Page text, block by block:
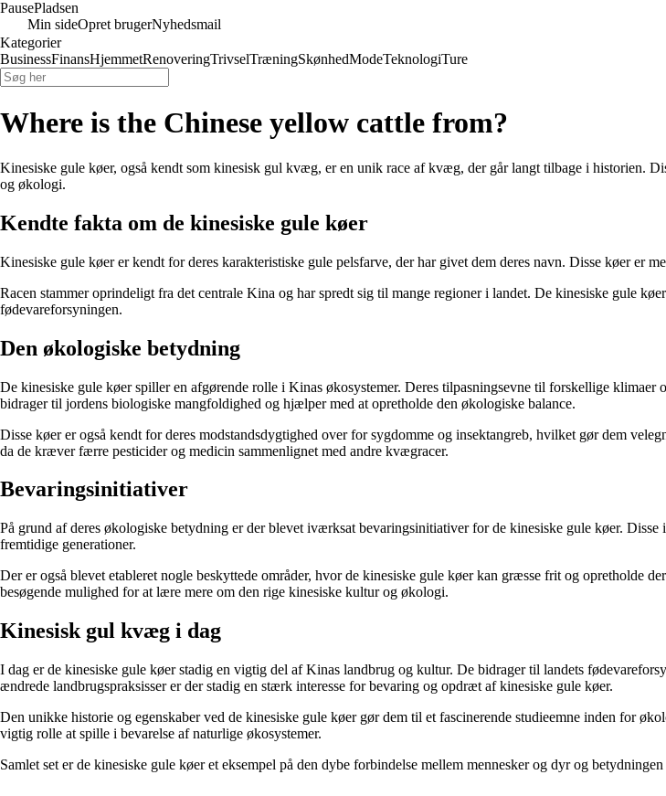
PausePladsen
Min sideOpret brugerNyhedsmail
Kategorier
BusinessFinansHjemmetRenoveringTrivselTræningSkønhedModeTeknologiTure
Where is the Chinese yellow cattle from?
Kinesiske gule køer, også kendt som kinesisk gul kvæg, er en unik race af kvæg, der går langt tilbage i historien.
og økologi.
Kendte fakta om de kinesiske gule køer
Kinesiske gule køer er kendt for deres karakteristiske gule pelsfarve, der har givet dem deres navn. Disse køer
Racen stammer oprindeligt fra det centrale Kina og har spredt sig til mange regioner i landet. De kinesiske gule
fødevareforsyningen.
Den økologiske betydning
De kinesiske gule køer spiller en afgørende rolle i Kinas økosystemer. Deres tilpasningsevne til forskellige
bidrager til jordens biologiske mangfoldighed og hjælper med at opretholde den økologiske balance.
Disse køer er også kendt for deres modstandsdygtighed over for sygdomme og insektangreb, hvilket gør dem
da de kræver færre pesticider og medicin sammenlignet med andre kvægracer.
Bevaringsinitiativer
På grund af deres økologiske betydning er der blevet iværksat bevaringsinitiativer for de kinesiske gule køer.
fremtidige generationer.
Der er også blevet etableret nogle beskyttede områder, hvor de kinesiske gule køer kan græsse frit og opretholde
besøgende mulighed for at lære mere om den rige kinesiske kultur og økologi.
Kinesisk gul kvæg i dag
I dag er de kinesiske gule køer stadig en vigtig del af Kinas landbrug og kultur. De bidrager til landets
ændrede landbrugspraksisser er der stadig en stærk interesse for bevaring og opdræt af kinesiske gule køer.
Den unikke historie og egenskaber ved de kinesiske gule køer gør dem til et fascinerende studieemne inden for
vigtig rolle at spille i bevarelse af naturlige økosystemer.
Samlet set er de kinesiske gule køer et eksempel på den dybe forbindelse mellem mennesker og dyr og